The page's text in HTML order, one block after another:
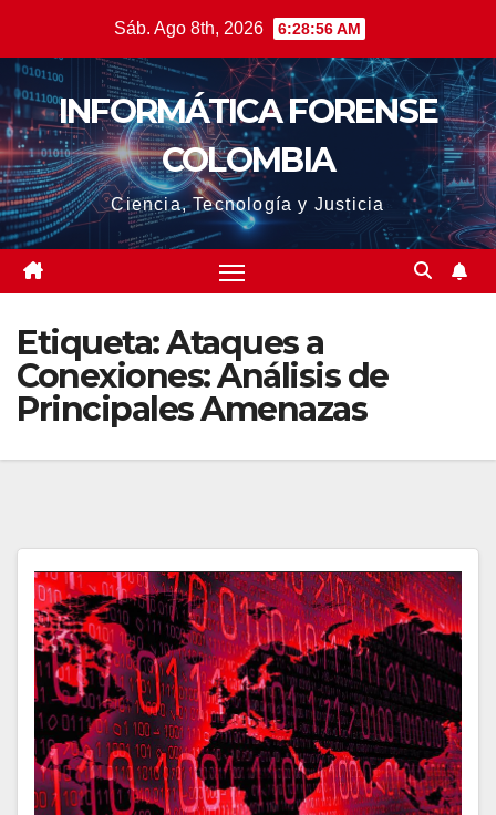
contenido
Sáb. Ago 8th, 2026 6:28:57 AM
INFORMÁTICA FORENSE
COLOMBIA
Ciencia, Tecnología y Justicia
Etiqueta:Ataques a
Conexiones: Análisis de
Principales Amenazas